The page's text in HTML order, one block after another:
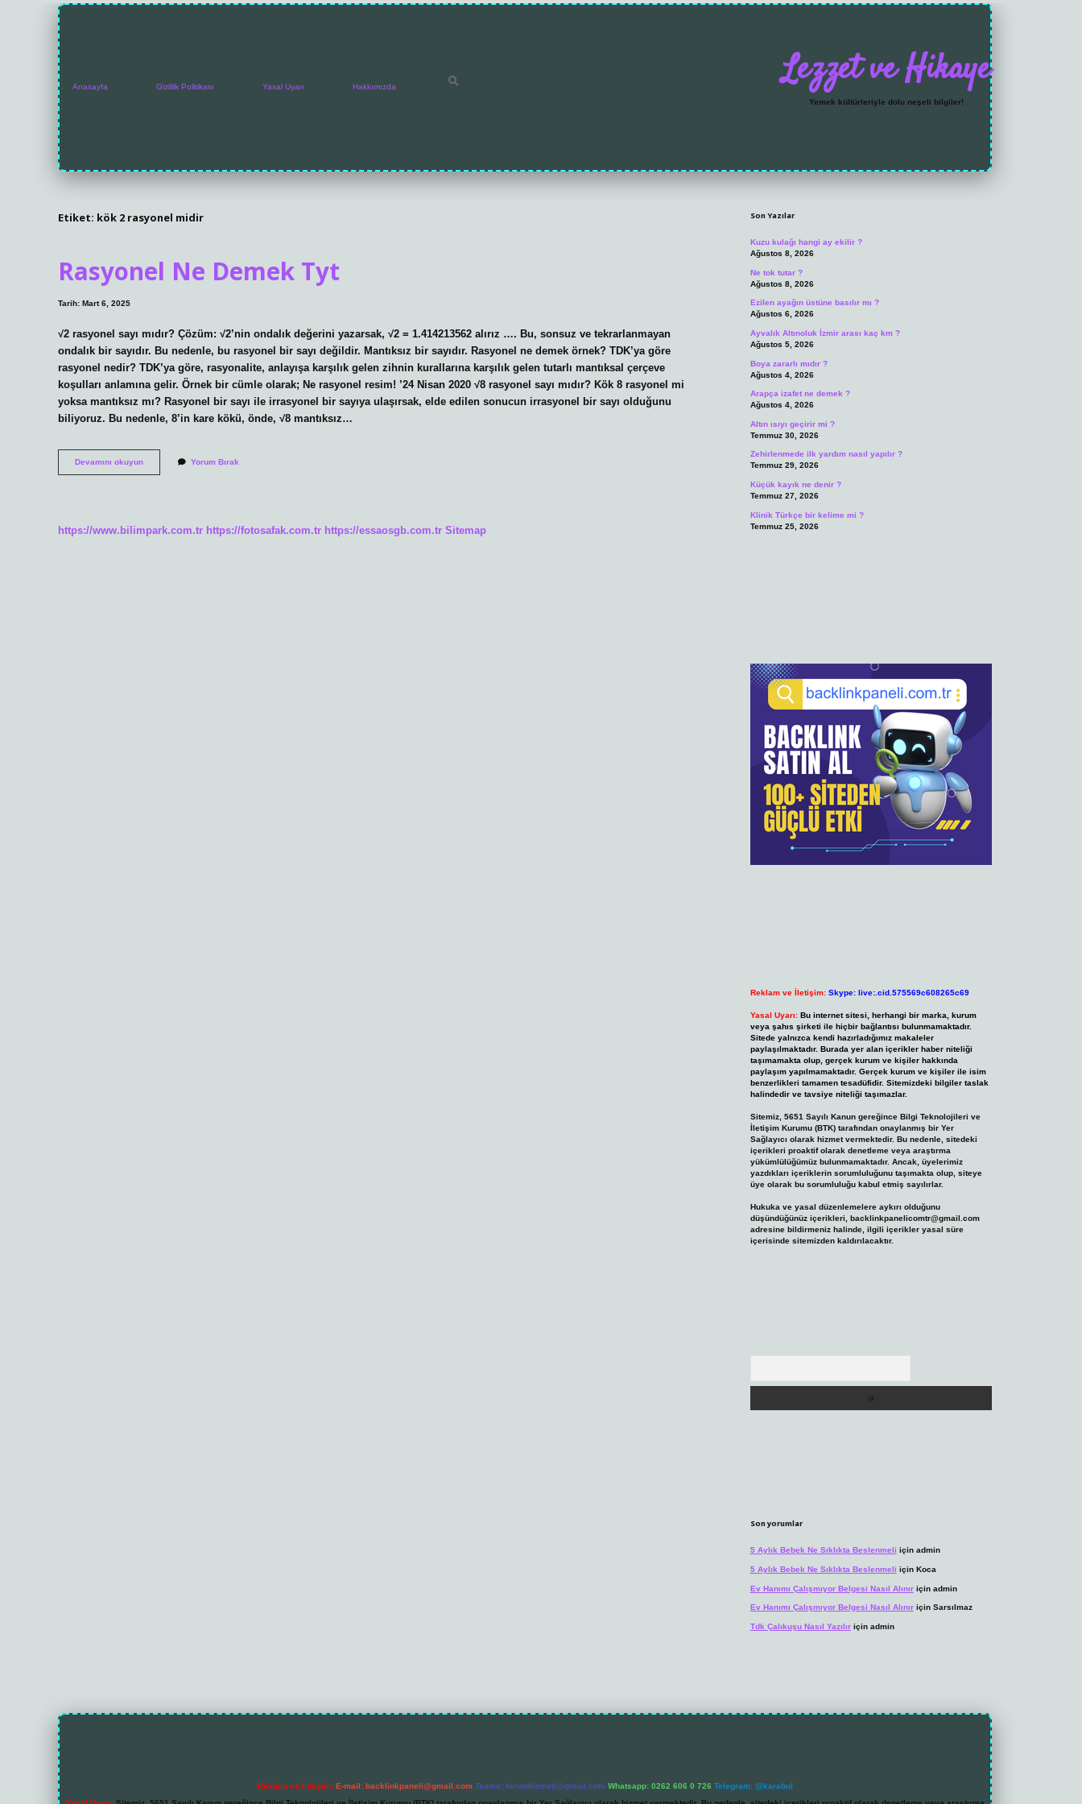
Anasayfa Gizlilik Politikası Yasal Uyarı Hakkımızda Lezzet ve Hikaye
Yemek kültürleriyle dolu neşeli bilgiler!
Etiket: kök 2 rasyonel midir
Rasyonel Ne Demek Tyt
Tarih: Mart 6, 2025
√2 rasyonel sayı mıdır? Çözüm: √2’nin ondalık değerini yazarsak, √2 = 1.414213562 alırız …. Bu, sonsuz ve tekrarlanmayan
ondalık bir sayıdır. Bu nedenle, bu rasyonel bir sayı değildir. Mantıksız bir sayıdır. Rasyonel ne demek örnek? TDK’ya göre
rasyonel nedir? TDK’ya göre, rasyonalite, anlayışa karşılık gelen zihnin kurallarına karşılık gelen tutarlı mantıksal çerçeve
koşulları anlamına gelir. Örnek bir cümle olarak; Ne rasyonel resim! ’24 Nisan 2020 √8 rasyonel sayı mıdır? Kök 8 rasyonel mi
yoksa mantıksız mı? Rasyonel bir sayı ile irrasyonel bir sayıya ulaşırsak, elde edilen sonucun irrasyonel bir sayı olduğunu
biliyoruz. Bu nedenle, 8’in kare kökü, önde, √8 mantıksız…
Devamını okuyunRasyonel
Ne
Yorum Bırak
https://www.bilimpark.com.tr https://fotosafak.com.tr https://essaosgb.com.tr Sitemap
Sidebar
Son Yazılar
Kuzu kulağı hangi ay ekilir ?
Ağustos 8, 2026
Ne tok tutar ?
Ağustos 8, 2026
Ezilen ayağın üstüne basılır mı ?
Ağustos 6, 2026
Ayvalık Altınoluk İzmir arası kaç km ?
Ağustos 5, 2026
Boya zararlı mıdır ?
Ağustos 4, 2026
Arapça izafet ne demek ?
Ağustos 4, 2026
Altın ısıyı geçirir mi ?
Temmuz 30, 2026
Zehirlenmede ilk yardım nasıl yapılır ?
Temmuz 29, 2026
Küçük kayık ne denir ?
Temmuz 27, 2026
Klinik Türkçe bir kelime mi ?
Temmuz 25, 2026
Reklam ve İletişim: Skype: live:.cid.575569c608265c69
Yasal Uyarı: Bu internet sitesi, herhangi bir marka, kurum
veya şahıs şirketi ile hiçbir bağlantısı bulunmamaktadır.
Sitede yalnızca kendi hazırladığımız makaleler
paylaşılmaktadır. Burada yer alan içerikler haber niteliği
taşımamakta olup, gerçek kurum ve kişiler hakkında
paylaşım yapılmamaktadır. Gerçek kurum ve kişiler ile isim
benzerlikleri tamamen tesadüfidir. Sitemizdeki bilgiler taslak
halindedir ve tavsiye niteliği taşımazlar.
Sitemiz, 5651 Sayılı Kanun gereğince Bilgi Teknolojileri ve
İletişim Kurumu (BTK) tarafından onaylanmış bir Yer
Sağlayıcı olarak hizmet vermektedir. Bu nedenle, sitedeki
içerikleri proaktif olarak denetleme veya araştırma
yükümlülüğümüz bulunmamaktadır. Ancak, üyelerimiz
yazdıkları içeriklerin sorumluluğunu taşımakta olup, siteye
üye olarak bu sorumluluğu kabul etmiş sayılırlar.
Hukuka ve yasal düzenlemelere aykırı olduğunu
düşündüğünüz içerikleri, backlinkpanelicomtr@gmail.com
adresine bildirmeniz halinde, ilgili içerikler yasal süre
içerisinde sitemizden kaldırılacaktır.
Son yorumlar
5 Aylık Bebek Ne Sıklıkta Beslenmeli için admin
5 Aylık Bebek Ne Sıklıkta Beslenmeli için Koca
Ev Hanımı Çalışmıyor Belgesi Nasıl Alınıriçin admin
Ev Hanımı Çalışmıyor Belgesi Nasıl Alınıriçin Sarsılmaz
Tdk Çalıkuşu Nasıl Yazılıriçin admin
Reklam ve İletişim: E-mail: backlinkpaneli@gmail.com Teams: forumhizmeti@gmail.com Whatsapp: 0262 606 0 726 Telegram: @karabul